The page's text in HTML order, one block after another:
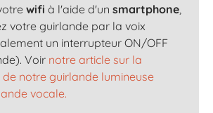
wifi à l'aide d'un smartphone,
votre guirlande par la voix
un interrupteur ON/OFF
Voir notre article sur la
notre guirlande lumineuse
vocale.